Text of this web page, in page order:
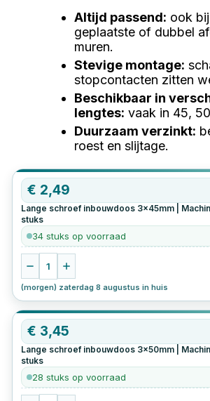
Altijd passend: ook
geplaatste of dubbel
muren.
Stevige montage:
stopcontacten zitten
Beschikbaar in
lengtes: vaak in 45,
Duurzaam verzinkt:
roest en slijtage.
€ 2,49
Lange schroef inbouwdoos 3x45mm |
stuks
34 stuks op voorraad
1
(morgen) zaterdag 8 augustus in huis
€ 3,45
Lange schroef inbouwdoos 3x50mm |
stuks
28 stuks op voorraad